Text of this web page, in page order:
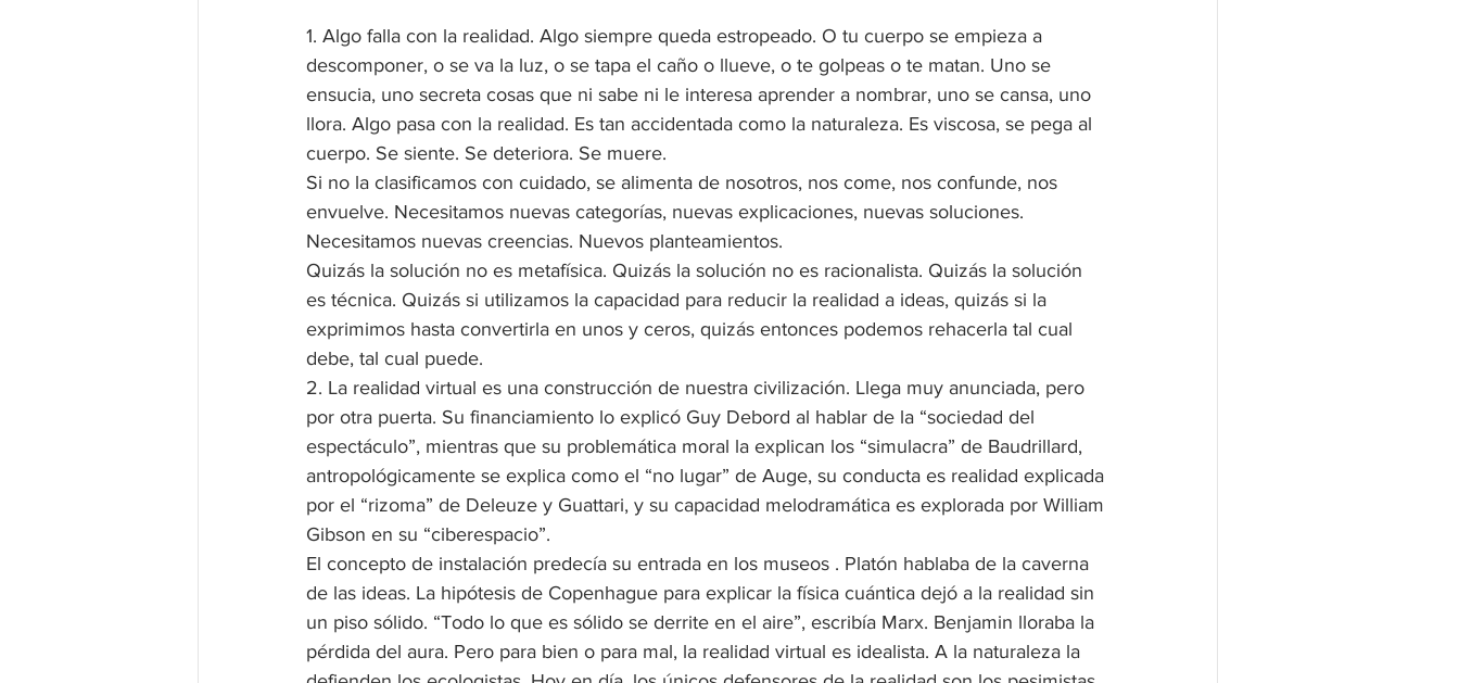
1. Algo falla con la realidad. Algo siempre queda estropeado. O tu cuerpo se empieza a
descomponer, o se va la luz, o se tapa el caño o llueve, o te golpeas o te matan. Uno se
ensucia, uno secreta cosas que ni sabe ni le interesa aprender a nombrar, uno se cansa, uno
llora. Algo pasa con la realidad. Es tan accidentada como la naturaleza. Es viscosa, se pega al
cuerpo. Se siente. Se deteriora. Se muere.
Si no la clasificamos con cuidado, se alimenta de nosotros, nos come, nos confunde, nos
envuelve. Necesitamos nuevas categorías, nuevas explicaciones, nuevas soluciones.
Necesitamos nuevas creencias. Nuevos planteamientos.
Quizás la solución no es metafísica. Quizás la solución no es racionalista. Quizás la solución
es técnica. Quizás si utilizamos la capacidad para reducir la realidad a ideas, quizás si la
exprimimos hasta convertirla en unos y ceros, quizás entonces podemos rehacerla tal cual
debe, tal cual puede.
2. La realidad virtual es una construcción de nuestra civilización. Llega muy anunciada, pero
por otra puerta. Su financiamiento lo explicó Guy Debord al hablar de la “sociedad del
espectáculo”, mientras que su problemática moral la explican los “simulacra” de Baudrillard,
antropológicamente se explica como el “no lugar” de Auge, su conducta es realidad explicada
por el “rizoma” de Deleuze y Guattari, y su capacidad melodramática es explorada por William
Gibson en su “ciberespacio”.
El concepto de instalación predecía su entrada en los museos . Platón hablaba de la caverna
de las ideas. La hipótesis de Copenhague para explicar la física cuántica dejó a la realidad sin
un piso sólido. “Todo lo que es sólido se derrite en el aire”, escribía Marx. Benjamin lloraba la
pérdida del aura. Pero para bien o para mal, la realidad virtual es idealista. A la naturaleza la